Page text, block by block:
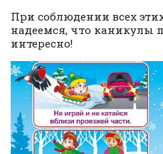
При соблюдении всех
надеемся, что каникулы
интересно!